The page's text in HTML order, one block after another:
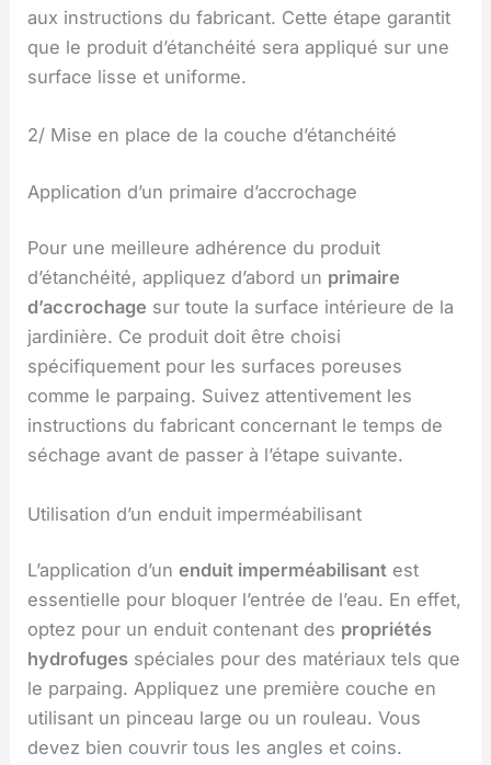
aux instructions du fabricant. Cette étape garantit
que le produit d’étanchéité sera appliqué sur une
surface lisse et uniforme.
2/ Mise en place de la couche d’étanchéité
Application d’un primaire d’accrochage
Pour une meilleure adhérence du produit
d’étanchéité, appliquez d’abord un primaire
d’accrochage sur toute la surface intérieure de la
jardinière. Ce produit doit être choisi
spécifiquement pour les surfaces poreuses
comme le parpaing. Suivez attentivement les
instructions du fabricant concernant le temps de
séchage avant de passer à l’étape suivante.
Utilisation d’un enduit imperméabilisant
L’application d’unenduit imperméabilisant est
essentielle pour bloquer l’entrée de l’eau. En effet,
optez pour un enduit contenant des propriétés
hydrofuges spéciales pour des matériaux tels que
le parpaing. Appliquez une première couche en
utilisant un pinceau large ou un rouleau. Vous
devez bien couvrir tous les angles et coins.